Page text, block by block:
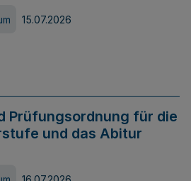
15.07.2026
Prüfungsordnung für die
und das Abitur